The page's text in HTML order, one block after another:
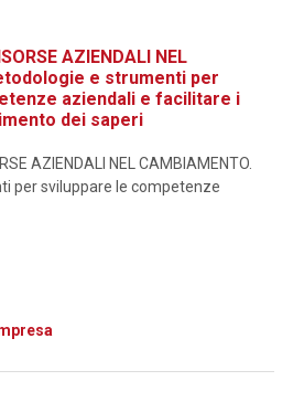
AZIENDALI NEL
e strumenti per
aziendali e facilitare i
dei saperi
AZIENDALI NEL CAMBIAMENTO.
per sviluppare le competenze